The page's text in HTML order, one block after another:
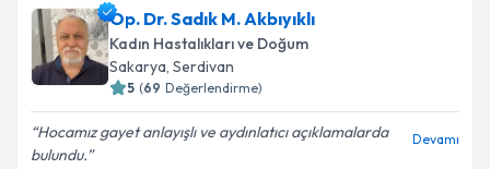
için bir takvim hazırlandığında e-posta ile
bilgilendireceğiz.
E-posta Adresiniz
Op. Dr. Sadık M. Akbıyıklı
Kadın Hastalıkları ve Doğum
Sakarya, Serdivan
5 (69 Değerlendirme)
Hocamız gayet anlayışlı ve aydınlatıcı açıklamalarda
bulundu.
Devamı